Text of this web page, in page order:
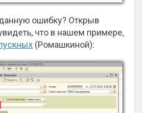
ошибку? Открыв
что в нашем примере,
(Ромашкиной):